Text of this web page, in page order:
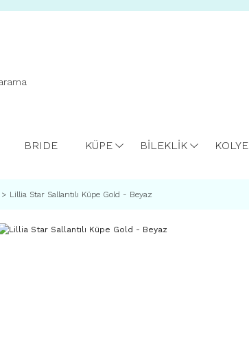
BRIDE KÜPE BİLEKLİK KOLYE
Lillia Star Sallantılı Küpe Gold - Beyaz